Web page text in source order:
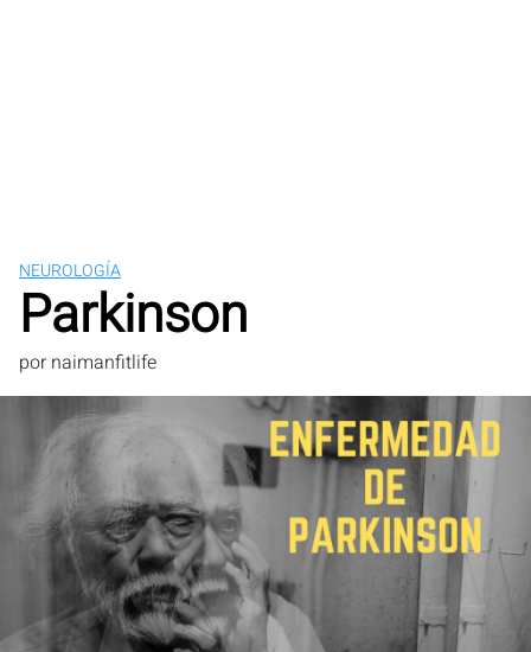
NEUROLOGÍA
Parkinson
por naimanfitlife